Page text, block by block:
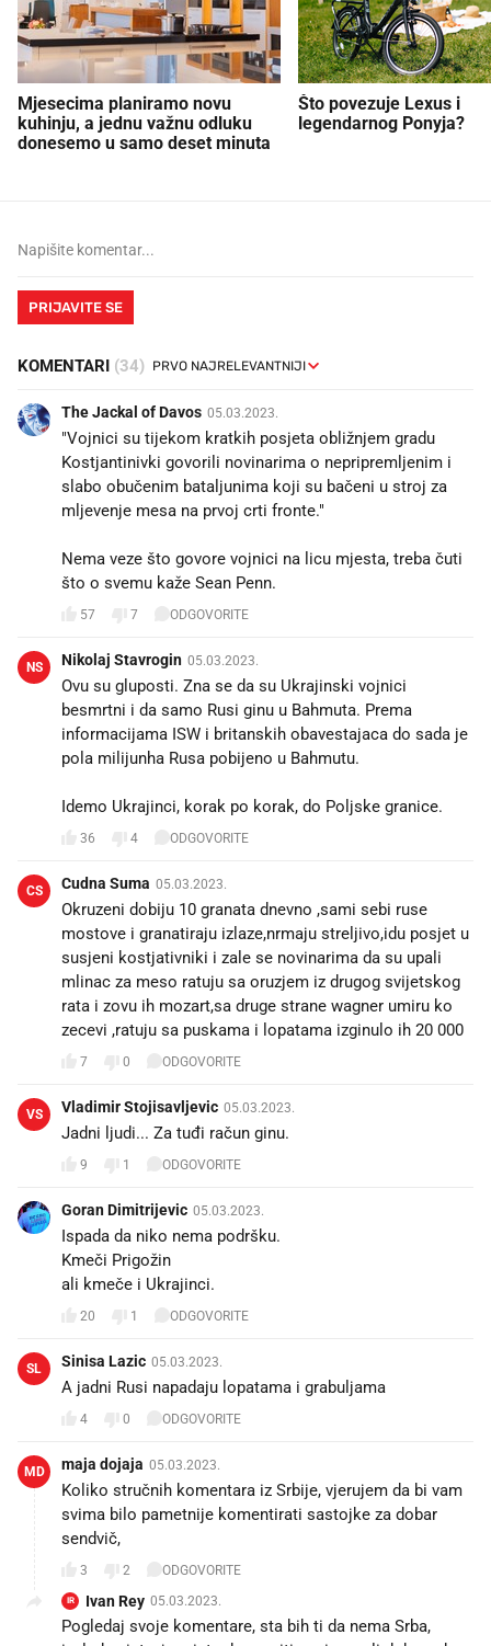
Mjesecima planiramo novu
kuhinju, a jednu važnu odluku
donesemo u samo deset minuta
Što povezuje Lexus i
legendarnog Ponyja?
PRIJAVITE SE
KOMENTARI (34)
The Jackal of Davos 05.03.2023.
"Vojnici su tijekom kratkih posjeta obližnjem gradu
Kostjantinivki govorili novinarima o nepripremljenim i
slabo obučenim bataljunima koji su bačeni u stroj za
mljevenje mesa na prvoj crti fronte."
Nema veze što govore vojnici na licu mjesta, treba čuti
što o svemu kaže Sean Penn.
57 7 ODGOVORITE
NS Nikolaj Stavrogin 05.03.2023.
Ovu su gluposti. Zna se da su Ukrajinski vojnici
besmrtni i da samo Rusi ginu u Bahmuta. Prema
informacijama ISW i britanskih obavestajaca do sada je
pola milijunha Rusa pobijeno u Bahmutu.
Idemo Ukrajinci, korak po korak, do Poljske granice.
36 4 ODGOVORITE
CS Cudna Suma 05.03.2023.
Okruzeni dobiju 10 granata dnevno ,sami sebi ruse
mostove i granatiraju izlaze,nrmaju streljivo,idu posjet u
susjeni kostjativniki i zale se novinarima da su upali
mlinac za meso ratuju sa oruzjem iz drugog svijetskog
rata i zovu ih mozart,sa druge strane wagner umiru ko
zecevi ,ratuju sa puskama i lopatama izginulo ih 20 000
7 0 ODGOVORITE
VS Vladimir Stojisavljevic 05.03.2023.
Jadni ljudi... Za tuđi račun ginu.
9 1 ODGOVORITE
Goran Dimitrijevic 05.03.2023.
Ispada da niko nema podršku.
Kmeči Prigožin
20 1 ODGOVORITE
SL Sinisa Lazic 05.03.2023.
A jadni Rusi napadaju lopatama i grabuljama
4 0 ODGOVORITE
MD maja dojaja 05.03.2023.
Koliko stručnih komentara iz Srbije, vjerujem da bi vam
svima bilo pametnije komentirati sastojke za dobar
sendvič,
3 2 ODGOVORITE
IR Ivan Rey 05.03.2023.
Pogledaj svoje komentare, sta bih ti da nema Srba,